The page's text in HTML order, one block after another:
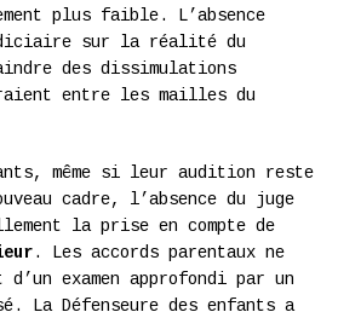
plus faible. L’absence
sur la réalité du
des dissimulations
entre les mailles du
même si leur audition reste
cadre, l’absence du juge
la prise en compte de
. Les accords parentaux ne
examen approfondi par un
La Défenseure des enfants a